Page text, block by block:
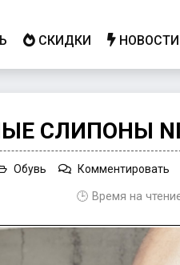
СКИДКИ НОВОСТИ
СЛИПОНЫ
Обувь Комментировать
🕒 Время на